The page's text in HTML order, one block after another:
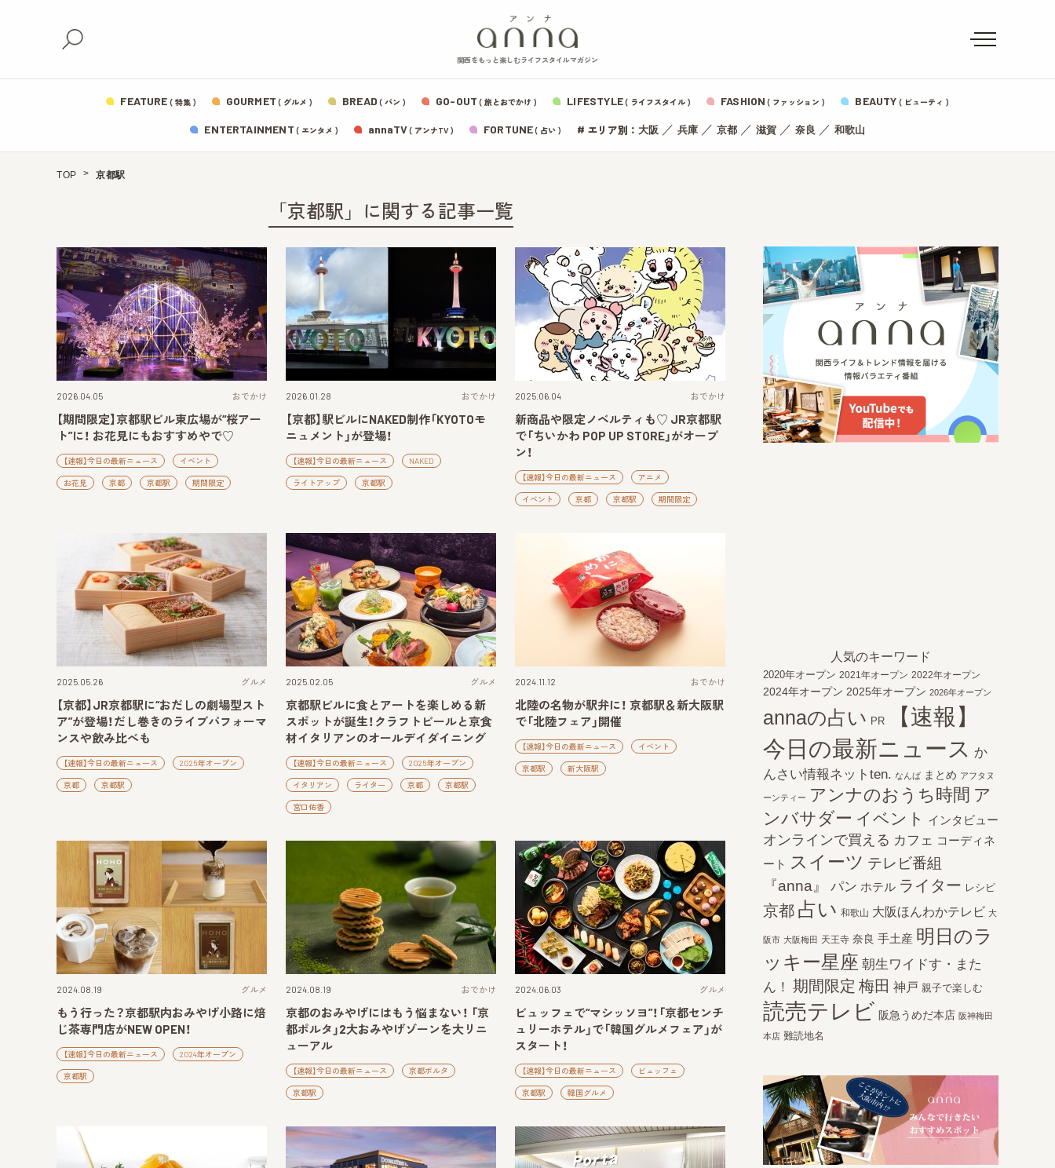
関西をもっと楽しむライフスタイルマガジン
FEATURE ( 特集 ) GOURMET ( グルメ ) BREAD ( パン ) GO-OUT ( 旅とおでかけ ) LIFESTYLE( ライフスタイル ) FASHION ( ファッション ) BEAUTY ( ビューティ )
ENTERTAINMENT ( エンタメ ) annaTV( アンナTV ) FORTUNE( 占い ) # エリア別： 大阪 ／ 兵庫／ 京都／ 滋賀／ 奈良 ／ 和歌山
TOP 京都駅
「京都駅」に関する記事一覧
2026.04.05 おでかけ
【期間限定】京都駅ビル東広場が“桜アー
ト”に！ お花見にもおすすめやで♡
【速報】今日の最新ニュース イベント
お花見 京都 京都駅 期間限定
2026.01.28 おでかけ
【京都】駅ビルにNAKED制作「KYOTOモ
ニュメント」が登場！
【速報】今日の最新ニュース NAKED
ライトアップ 京都駅
2025.06.04 おでかけ
新商品や限定ノベルティも♡ JR京都駅
で「ちいかわ POP UP STORE」がオープ
ン！
【速報】今日の最新ニュース アニメ
イベント 京都 京都駅 期間限定
2025.05.26 グルメ
【京都】JR京都駅に“おだしの劇場型スト
ア”が登場！だし巻きのライブパフォーマ
ンスや飲み比べも
【速報】今日の最新ニュース 2025年オープン
京都 京都駅
2025.02.05 グルメ
京都駅ビルに食とアートを楽しめる新
スポットが誕生！クラフトビールと京食
材イタリアンのオールデイダイニング
【速報】今日の最新ニュース 2025年オープン
イタリアン ライター 京都 京都駅
宮口佑香
2024.11.12 おでかけ
北陸の名物が駅弁に！ 京都駅＆新大阪駅
で「北陸フェア」開催
【速報】今日の最新ニュース イベント
京都駅 新大阪駅
2024.08.19 グルメ
もう行った？京都駅内おみやげ小路に焙
じ茶専門店がNEW OPEN！
【速報】今日の最新ニュース 2024年オープン
京都駅
2024.08.19 おでかけ
京都のおみやげにはもう悩まない！ 「京
都ポルタ」2大おみやげゾーンを大リニ
ューアル
【速報】今日の最新ニュース 京都ポルタ
京都駅
2024.06.03 グルメ
ビュッフェで“マシッソヨ”！「京都センチ
ュリーホテル」で「韓国グルメフェア」が
スタート！
【速報】今日の最新ニュース ビュッフェ
京都駅 韓国グルメ
人気のキーワード
2020年オープン 2021年オープン 2022年オープン
2024年オープン 2025年オープン 2026年オープン
annaの占い PR
【速報】
今日の最新ニュース か
んさい情報ネットten. なんば まとめ アフタヌ
ーンティー アンナのおうち時間 ア
ンバサダー イベント インタビュー
オンラインで買える カフェ コーディネ
ート
スイーツ テレビ番組
『anna』
パン ホテル ライター レシピ
京都 占い 和歌山 大阪ほんわかテレビ 大
阪市 大阪梅田 天王寺 奈良 手土産 明日のラ
ッキー星座 朝生ワイドす・また
ん！ 期間限定 梅田 神戸 親子で楽しむ
読売テレビ 阪急うめだ本店 阪神梅田
本店 難読地名